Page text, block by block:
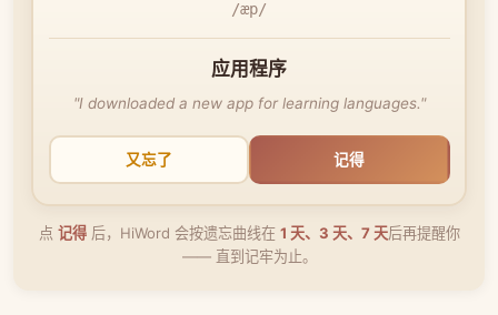
/æp/
应用程序
"I downloaded a new app for learning languages."
又忘了 记得
点 记得后，HiWord 会按遗忘曲线在 1 天、3 天、7 天后再提醒你
—— 直到记牢为止。